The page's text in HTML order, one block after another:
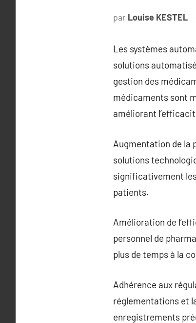
par Louise KESTEL
Les systèmes
solutions
gestion des
médicaments sont
améliorant
Augmentation de la
solutions
significativement
patients.
Amélioration de
personnel de
plus de temps à la
Adhérence aux
réglementations et
enregistrements